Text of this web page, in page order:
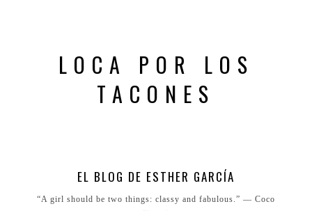
LOCA POR LOS
TACONES
EL BLOG DE ESTHER GARCÍA
“A girl should be two things: classy and fabulous.” ― Coco